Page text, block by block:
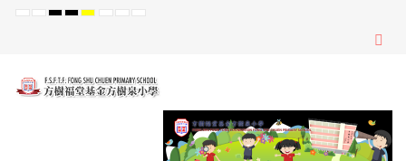
DefaultNightHighHighHighSet Set Set